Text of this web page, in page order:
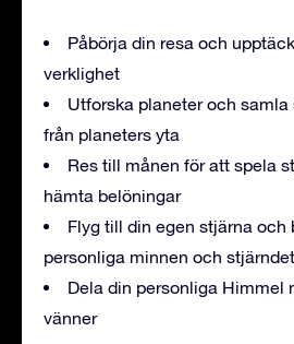
Påbörja din resa och
verklighet
Utforska planeter och
från planeters yta
Res till månen för att spela
hämta belöningar
Flyg till din egen stjärna och
personliga minnen och
Dela din personliga Himmel
vänner